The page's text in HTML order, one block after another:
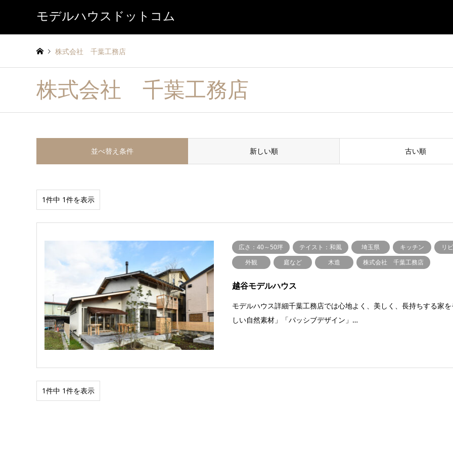
モデルハウスドットコム
株式会社 千葉工務店
株式会社 千葉工務店
並べ替え条件 新しい順 古い順
1件中 1件を表示
広さ：40～50坪 テイスト：和風 埼玉県 キッチン
リ
外観
庭など 木造 株式会社 千葉工務店
越谷モデルハウス
モデルハウス詳細千葉工務店では心地よく、美しく、長持ちする家
しい自然素材」「パッシブデザイン」…
1件中 1件を表示